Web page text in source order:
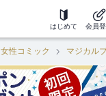
はじめて 会員
女性コミック マジカル